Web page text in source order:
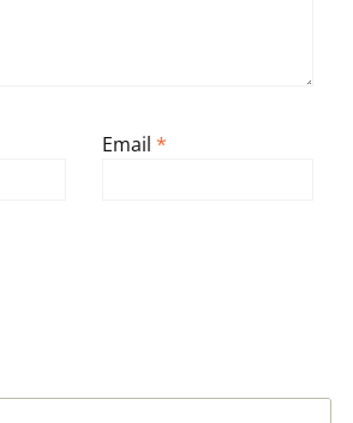
Email *